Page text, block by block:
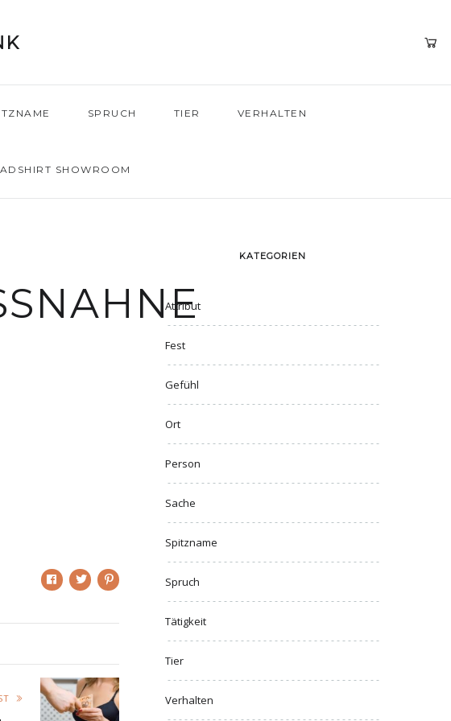
SPRUCH TIER VERHALTEN
SHOWROOM
KATEGORIEN
Attribut
Fest
Gefühl
Ort
Person
Sache
Spitzname
Spruch
Tätigkeit
Tier
Verhalten